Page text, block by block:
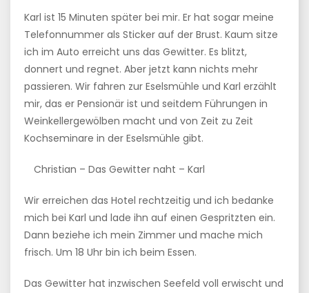
Karl ist 15 Minuten später bei mir. Er hat sogar meine
Telefonnummer als Sticker auf der Brust. Kaum sitze
ich im Auto erreicht uns das Gewitter. Es blitzt,
donnert und regnet. Aber jetzt kann nichts mehr
passieren. Wir fahren zur Eselsmühle und Karl erzählt
mir, das er Pensionär ist und seitdem Führungen in
Weinkellergewölben macht und von Zeit zu Zeit
Kochseminare in der Eselsmühle gibt.
Christian – Das Gewitter naht – Karl
Wir erreichen das Hotel rechtzeitig und ich bedanke
mich bei Karl und lade ihn auf einen Gespritzten ein.
Dann beziehe ich mein Zimmer und mache mich
frisch. Um 18 Uhr bin ich beim Essen.
Das Gewitter hat inzwischen Seefeld voll erwischt und